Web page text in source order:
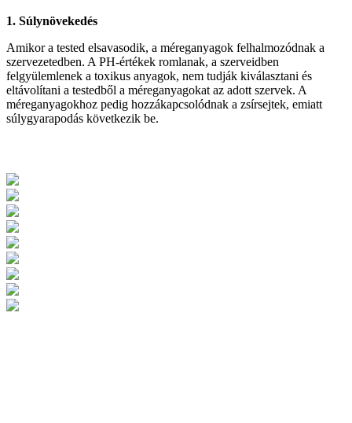
1. Súlynövekedés
Amikor a tested elsavasodik, a méreganyagok felhalmozódnak a
szervezetedben. A PH-értékek romlanak, a szerveidben
felgyülemlenek a toxikus anyagok, nem tudják kiválasztani és
eltávolítani a testedből a méreganyagokat az adott szervek. A
méreganyagokhoz pedig hozzákapcsolódnak a zsírsejtek, emiatt
súlygyarapodás következik be.